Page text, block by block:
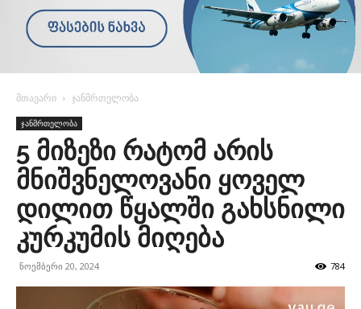
მთავარი ჯანმრთელობა
ჯანმრთელობა
5 მიზეზი რატომ არის
მნიშვნელოვანი ყოველ
დილით წყალში გახსნილი
კურკუმის მიღება
ნოემბერი 20, 2024 784